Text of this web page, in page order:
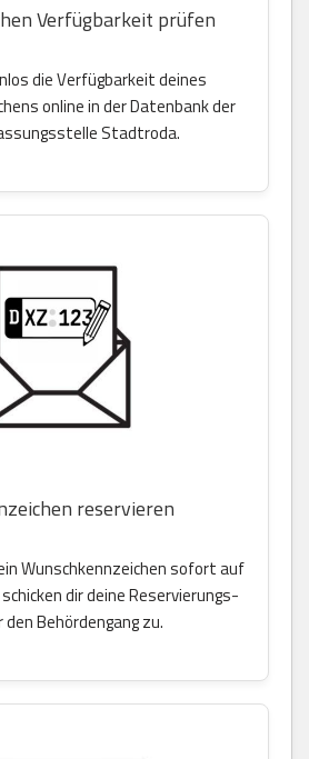
Verfügbarkeit prüfen
die Verfügbarkeit deines
online in der Datenbank der
Stadtroda.
reservieren
Wunschkennzeichen sofort auf
dir deine Reservierungs-
den Behördengang zu.